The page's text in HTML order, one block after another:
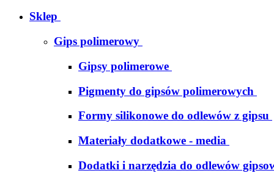
Sklep
Gips polimerowy
Gipsy polimerowe
Pigmenty do gipsów polimerowych
Formy silikonowe do odlewów z gipsu
Materiały dodatkowe - media
Dodatki i narzędzia do odlewów